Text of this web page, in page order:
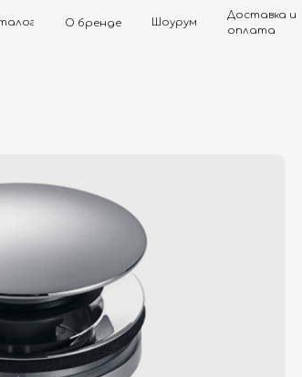
Доставка и
оплата
Шоурум
О бренде